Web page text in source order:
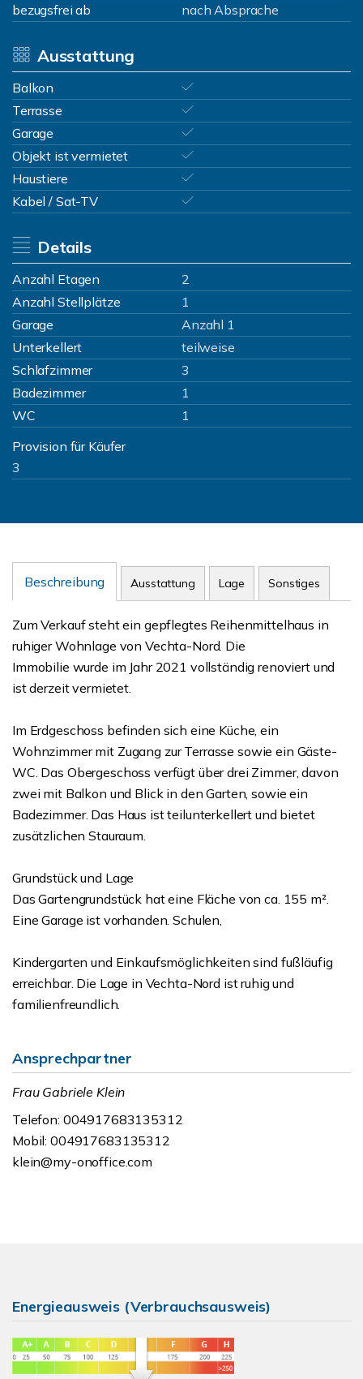
bezugsfrei ab
nach Absprache
Ausstattung
Balkon
Terrasse
Garage
Objekt ist vermietet
Haustiere
Kabel / Sat-TV
Details
Anzahl Etagen
2
Anzahl Stellplätze
1
Garage
Anzahl 1
Unterkellert
teilweise
Schlafzimmer
3
Badezimmer
1
WC
1
Provision für Käufer
3
Beschreibung Ausstattung Lage Sonstiges
Zum Verkauf steht ein gepflegtes Reihenmittelhaus in
ruhiger Wohnlage von Vechta-Nord. Die
Immobilie wurde im Jahr 2021 vollständig renoviert und
ist derzeit vermietet.
Im Erdgeschoss befinden sich eine Küche, ein
Wohnzimmer mit Zugang zur Terrasse sowie ein Gäste-
WC. Das Obergeschoss verfügt über drei Zimmer, davon
zwei mit Balkon und Blick in den Garten, sowie ein
Badezimmer. Das Haus ist teilunterkellert und bietet
zusätzlichen Stauraum.
Grundstück und Lage
Das Gartengrundstück hat eine Fläche von ca. 155 m².
Eine Garage ist vorhanden. Schulen,
Kindergarten und Einkaufsmöglichkeiten sind fußläufig
erreichbar. Die Lage in Vechta-Nord ist ruhig und
familienfreundlich.
Ansprechpartner
Frau Gabriele Klein
Telefon: 004917683135312
Mobil: 004917683135312
klein@my-onoffice.com
Energieausweis (Verbrauchsausweis)